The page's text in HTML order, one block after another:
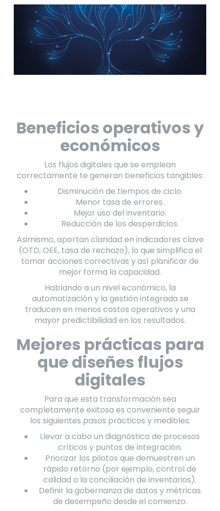
Beneficios operativos y
económicos
Los flujos digitales que se emplean
correctamente te generan beneficios tangibles:
Disminución de tiempos de ciclo.
Menor tasa de errores.
Mejor uso del inventario.
Reducción de los desperdicios.
Asimismo, aportan claridad en indicadores clave
(OTD, OEE, tasa de rechazo), lo que simplifica el
tomar acciones correctivas y así planificar de
mejor forma la capacidad.
Hablando a un nivel económico, la
automatización y la gestión integrada se
traducen en menos costos operativos y una
mayor predictibilidad en los resultados.
Mejores prácticas para
que diseñes flujos
digitales
Para que esta transformación sea
completamente exitosa es conveniente seguir
los siguientes pasos prácticos y medibles:
Llevar a cabo un diagnóstico de procesos
críticos y puntos de integración.
Priorizar los pilotos que demuestren un
rápido retorno (por ejemplo, control de
calidad o la conciliación de inventarios).
Definir la gobernanza de datos y métricas
de desempeño desde el comienzo.